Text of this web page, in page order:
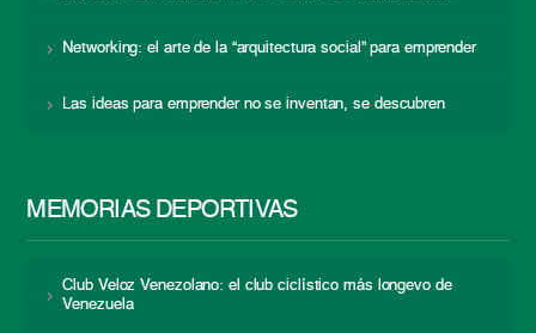
Networking: el arte de la “arquitectura social” para emprender
Las ideas para emprender no se inventan, se descubren
MEMORIAS DEPORTIVAS
Club Veloz Venezolano: el club ciclístico más longevo de
Venezuela